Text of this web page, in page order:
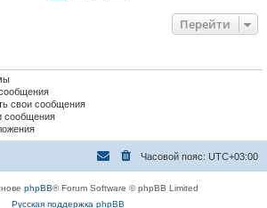
Перейти
свои сообщения
сообщения
Часовой пояс: UTC+03:00
phpBB® Forum Software © phpBB Limited
Русская поддержка phpBB